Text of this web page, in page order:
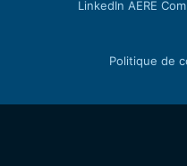
LinkedIn AERE
Politique de